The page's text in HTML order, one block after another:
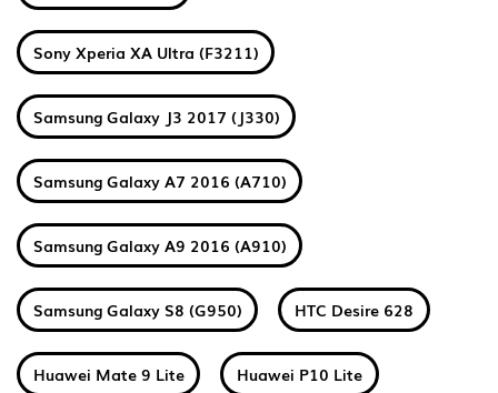
Sony Xperia XA Ultra (F3211)
Samsung Galaxy J3 2017 (J330)
Samsung Galaxy A7 2016 (A710)
Samsung Galaxy A9 2016 (A910)
Samsung Galaxy S8 (G950) HTC Desire 628
Huawei Mate 9 Lite Huawei P10 Lite